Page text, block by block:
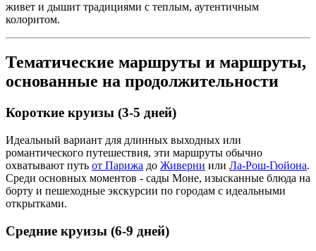
живет и дышит традициями с теплым, аутентичным
колоритом.
Тематические маршруты и маршруты,
основанные на продолжительности
Короткие круизы (3-5 дней)
Идеальный вариант для длинных выходных или
романтического путешествия, эти маршруты обычно
охватывают путь от Парижа до Живерни или Ла-Рош-Гюйона.
Среди основных моментов - сады Моне, изысканные блюда на
борту и пешеходные экскурсии по городам с идеальными
открытками.
Средние круизы (6-9 дней)